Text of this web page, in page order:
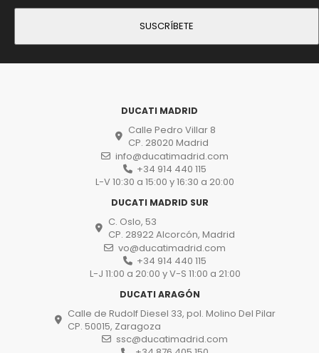
DUCATI MADRID
Calle Pedro Villar 8
CP. 28020 Madrid
info@ducatimadrid.com
+34 914 440 115
L-V 10:30 a 15:00 y 16:30 a 20:00
DUCATI MADRID SUR
C. Oslo, 53
CP. 28922 Alcorcón, Madrid
vo@ducatimadrid.com
+34 914 440 115
L-J 11:00 a 20:00 y V-S 11:00 a 21:00
DUCATI ARAGÓN
Calle de Rudolf Diesel 33, pol. Molino Del Pilar
CP. 50015, Zaragoza
ssc@ducatimadrid.com